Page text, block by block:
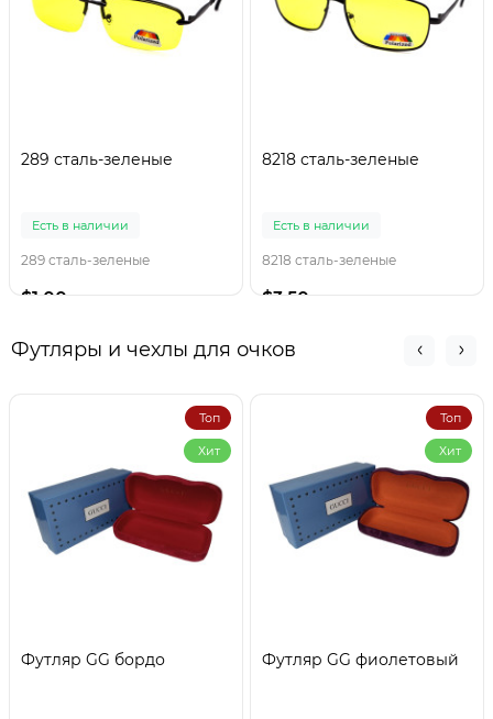
289 сталь-зеленые
Есть в наличии
289 сталь-зеленые
$1.00
8218 сталь-зеленые
Есть в наличии
8218 сталь-зеленые
$3.50
Футляры и чехлы для очков
Топ
Хит
Футляр GG бордо
Топ
Хит
Футляр GG фиолетовый